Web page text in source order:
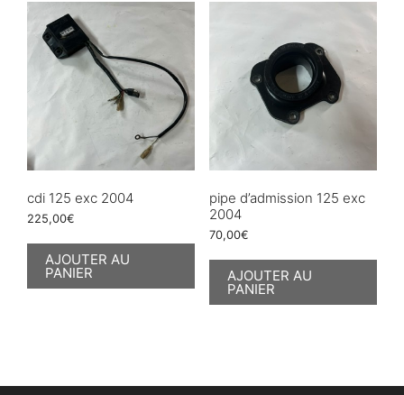
cdi 125 exc 2004
225,00€
AJOUTER AU
PANIER
pipe d’admission 125 exc
2004
70,00€
AJOUTER AU
PANIER